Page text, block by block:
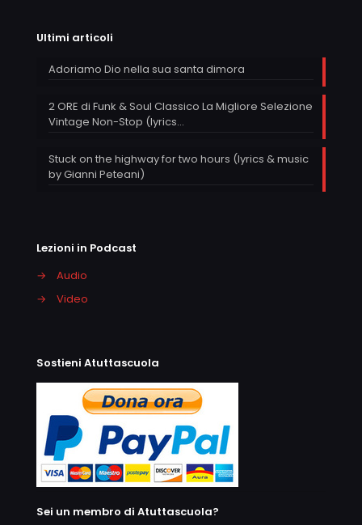
Ultimi articoli
Adoriamo Dio nella sua santa dimora
2 ORE di Funk & Soul Classico La Migliore Selezione
Vintage Non-Stop (lyrics…
Stuck on the highway for two hours (lyrics & music
by Gianni Peteani)
Lezioni in Podcast
→
Audio
→
Video
Sostieni Atuttascuola
Sei un membro di Atuttascuola?